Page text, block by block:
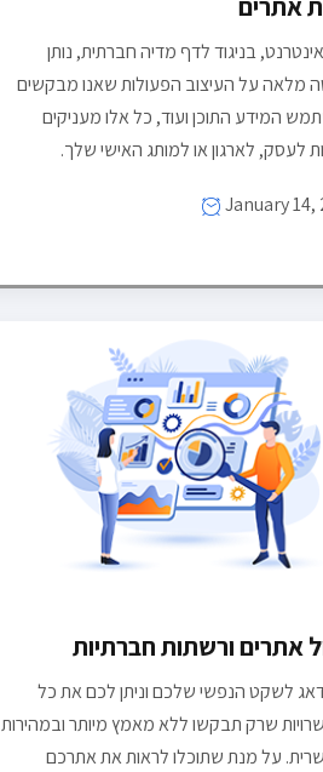
בניגוד לדף מדיה חברתית, נותן
מלאה על העיצוב הפעולות שאנו מבקשים
המידע התוכן ועוד, כל אלו מעניקים
לעסק, לארגון או למותג האישי שלך.
January 14,
אתרים ורשתות חברתיות
לשקט הנפשי שלכם וניתן לכם את כל
שרק תבקשו ללא מאמץ מיותר ובמהירות
על מנת שתוכלו לראות את אתרכם